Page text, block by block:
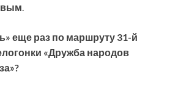
.
еще раз по маршруту 31-й
«Дружба народов